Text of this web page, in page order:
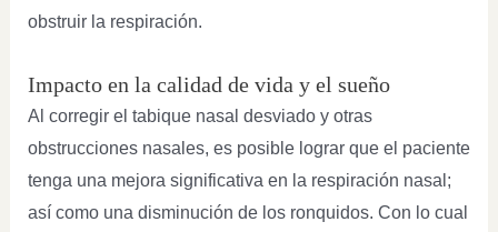
obstruir la respiración.
Impacto en la calidad de vida y el sueño
Al corregir el tabique nasal desviado y otras
obstrucciones nasales, es posible lograr que el paciente
tenga una mejora significativa en la respiración nasal;
así como una disminución de los ronquidos. Con lo cual